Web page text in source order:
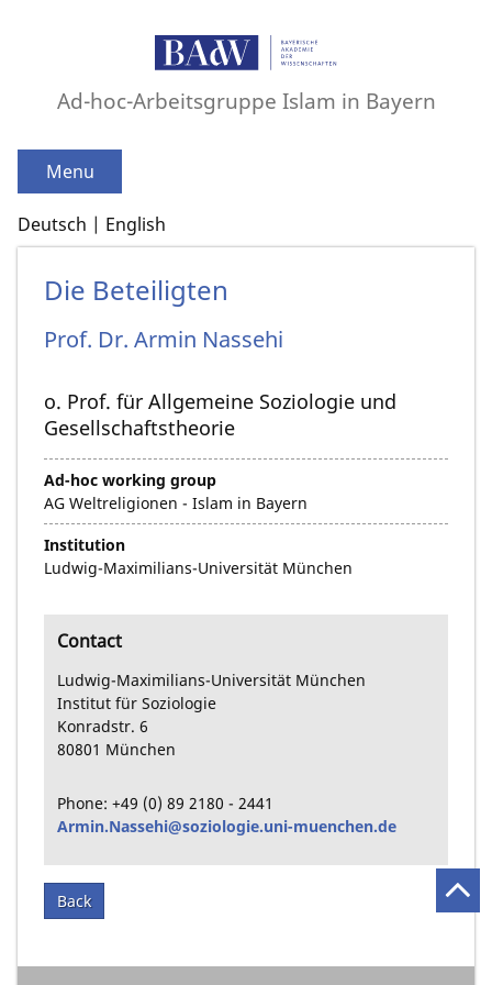
Ad-hoc-Arbeitsgruppe Islam in Bayern
Menu
Deutsch English
Die Beteiligten
Prof. Dr. Armin Nassehi
o. Prof. für Allgemeine Soziologie und
Gesellschaftstheorie
Ad-hoc working group
AG Weltreligionen - Islam in Bayern
Institution
Ludwig-Maximilians-Universität München
Contact
Ludwig-Maximilians-Universität München
Institut für Soziologie
Konradstr. 6
80801 München
Phone: +49 (0) 89 2180 - 2441
Armin.Nassehi@soziologie.uni-muenchen.de
Back